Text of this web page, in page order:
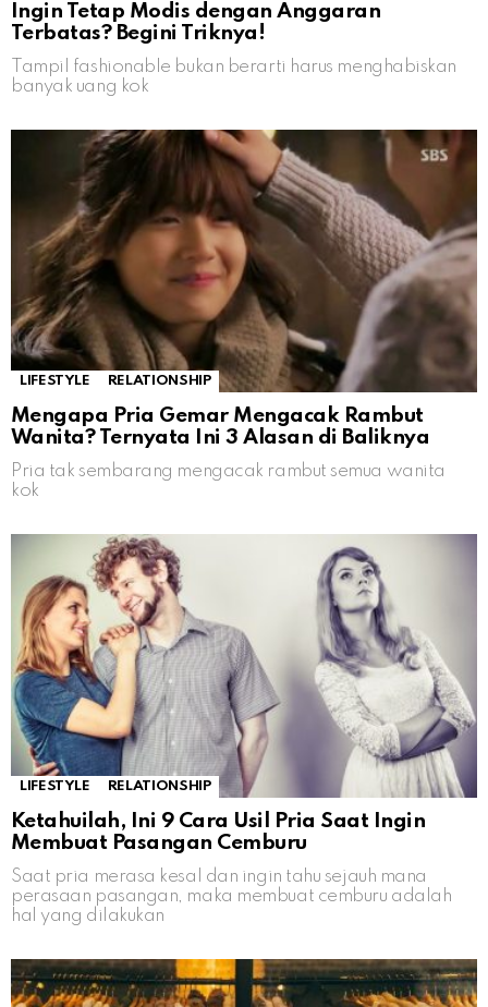
Ingin Tetap Modis dengan Anggaran
Terbatas? Begini Triknya!
Tampil fashionable bukan berarti harus menghabiskan
banyak uang kok
LIFESTYLE RELATIONSHIP
Mengapa Pria Gemar Mengacak Rambut
Wanita? Ternyata Ini 3 Alasan di Baliknya
Pria tak sembarang mengacak rambut semua wanita
kok
LIFESTYLE RELATIONSHIP
Ketahuilah, Ini 9 Cara Usil Pria Saat Ingin
Membuat Pasangan Cemburu
Saat pria merasa kesal dan ingin tahu sejauh mana
perasaan pasangan, maka membuat cemburu adalah
hal yang dilakukan